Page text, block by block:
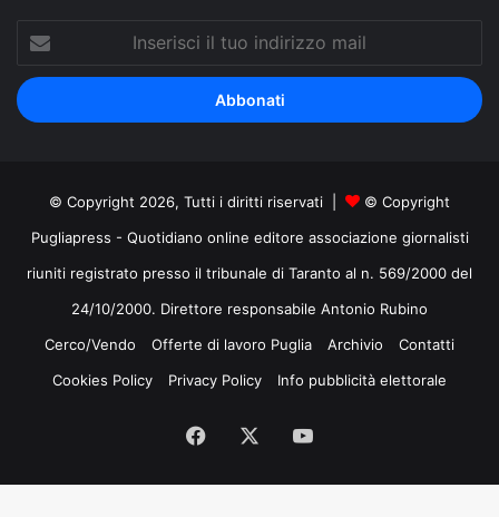
Inserisci
tuo
indirizzo
mail
© Copyright 2026, Tutti i diritti riservati |
© Copyright
Pugliapress - Quotidiano online editore associazione giornalisti
riuniti registrato presso il tribunale di Taranto al n. 569/2000 del
24/10/2000. Direttore responsabile Antonio Rubino
Cerco/Vendo
Offerte di lavoro Puglia Archivio
Contatti
Cookies Policy
Privacy Policy Info pubblicità elettorale
Facebook
Tube